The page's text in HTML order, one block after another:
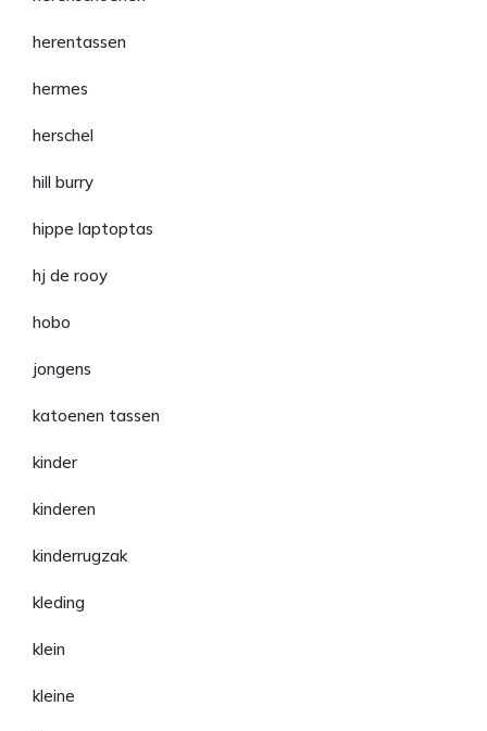
herentassen
hermes
herschel
hill burry
hippe laptoptas
hj de rooy
hobo
jongens
katoenen tassen
kinder
kinderen
kinderrugzak
kleding
klein
kleine